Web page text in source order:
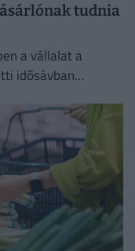
tudnia
a vállalat a
idősávban